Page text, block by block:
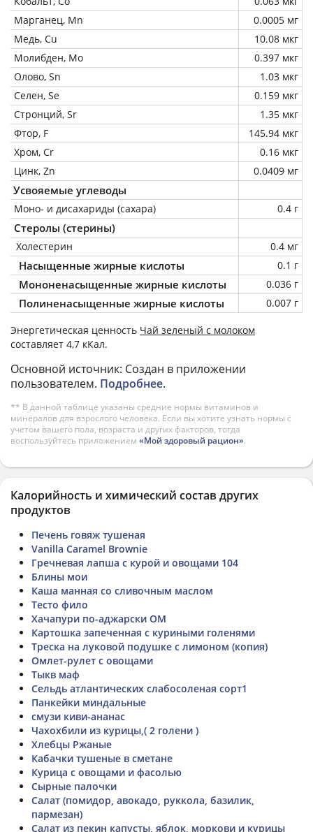
Марганец, Mn
0.0005 мг
Медь, Cu
10.08 мкг
Молибден, Mo
0.397 мкг
Олово, Sn
1.03 мкг
Селен, Se
0.159 мкг
Стронций, Sr
1.35 мкг
Фтор, F
145.94 мкг
Хром, Cr
0.16 мкг
Цинк, Zn
0.0409 мг
Усвояемые углеводы
Моно- и дисахариды (сахара) 0.4 г
Стеролы (стерины)
Холестерин 0.4 мг
Насыщенные жирные кислоты 0.1 г
Мононенасыщенные жирные кислоты 0.036 г
Полиненасыщенные жирные кислоты 0.007 г
Энергетическая ценность Чай зеленый с молоком
составляет 4,7 кКал.
Основной источник: Создан в приложении
пользователем. Подробнее.
** В данной таблице указаны средние нормы витаминов и
минералов для взрослого человека. Если вы хотите узнать нормы с
учетом вашего пола, возраста и других факторов, тогда
воспользуйтесь приложением «Мой здоровый рацион».
Калорийность и химический состав других
продуктов
Печень говяж тушеная
Vanilla Caramel Brownie
Гречневая лапша с курой и овощами 104
Блины мои
Каша манная со сливочным маслом
Тесто фило
Хачапури по-аджарски ОМ
Картошка запеченная с куриными голенями
Треска на луковой подушке с лимоном (копия)
Омлет-рулет с овощами
Тыкв маф
Сельдь атлантических слабосоленая сорт1
Панкейки миндальные
смузи киви-ананас
Чахохбили из курицы,( 2 голени )
Хлебцы Ржаные
Кабачки тушеные в сметане
Курица с овощами и фасолью
Сырные палочки
Салат (помидор, авокадо, руккола, базилик,
пармезан)
Салат из пекин капусты, яблок, моркови и курицы